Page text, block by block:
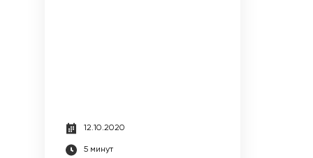
12.10.2020
5 минут